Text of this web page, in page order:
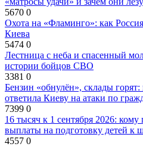
5670 0
Охота на «Фламинго»: как
Киева
5474 0
Лестница с неба и спасенный
истории бойцов СВО
3381 0
Бензин «обнулён», склады горят:
ответила Киеву на атаки по
7399 0
16 тысяч к 1 сентября 2026:
выплаты на подготовку детей к
4557 0